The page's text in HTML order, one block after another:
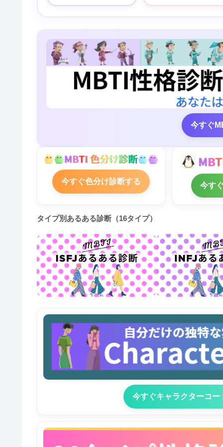
今すぐ
今すぐ色分け診断する 今す
タイプ別あるある診断（16タイプ）
今すぐキャラクターコー